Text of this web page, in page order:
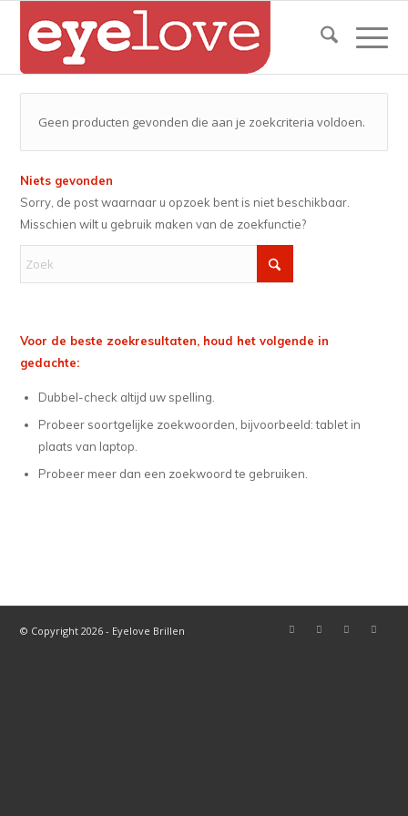
Geen producten gevonden die aan je zoekcriteria voldoen.
Niets gevonden
Sorry, de post waarnaar u opzoek bent is niet beschikbaar.
Misschien wilt u gebruik maken van de zoekfunctie?
Voor de beste zoekresultaten, houd het volgende in
gedachte:
Dubbel-check altijd uw spelling.
Probeer soortgelijke zoekwoorden, bijvoorbeeld: tablet in
plaats van laptop.
Probeer meer dan een zoekwoord te gebruiken.
© Copyright 2026 - Eyelove Brillen